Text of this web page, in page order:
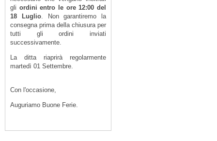
gli ordini entro le ore 12:00 del
18 Luglio. Non garantiremo la
consegna prima della chiusura per
tutti gli ordini inviati
successivamente.
La ditta riaprirà regolarmente
martedì 01 Settembre.
Con l'occasione,
Auguriamo Buone Ferie.